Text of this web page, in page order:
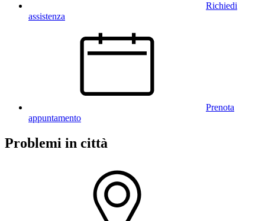
Richiedi
assistenza
Prenota
appuntamento
Problemi in città